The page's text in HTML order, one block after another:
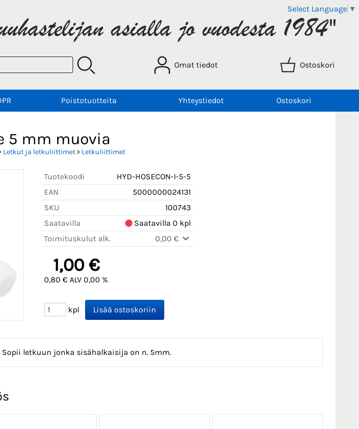
Select Language ▼
Omat tiedot Ostoskori
Poistotuotteita Yhteystiedot Ostoskori
5 mm muovia
Letkut ja letkuliittimet> Letkuliittimet
Tuotekoodi
HYD-HOSECON-I-5-5
EAN
5000000024131
SKU
100743
Saatavilla
Saatavilla 0 kpl
Toimituskulut alk.
0,00 €
1,00 €
0,80 € ALV 0,00 %
kpl
letkuun jonka sisähalkaisija on n. 5mm.